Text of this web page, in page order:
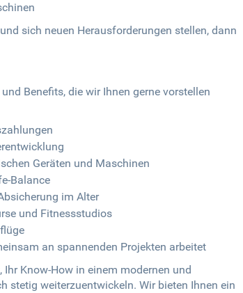
sich neuen Herausforderungen stellen, dann
Benefits, die wir Ihnen gerne vorstellen
Geräten und Maschinen
Balance
im Alter
und Fitnessstudios
an spannenden Projekten arbeitet
Know-How in einem modernen und
stetig weiterzuentwickeln. Wir bieten Ihnen ein